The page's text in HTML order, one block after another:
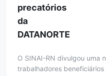
precatórios
da
DATANORTE
O SINAI-RN divulgou uma
trabalhadores